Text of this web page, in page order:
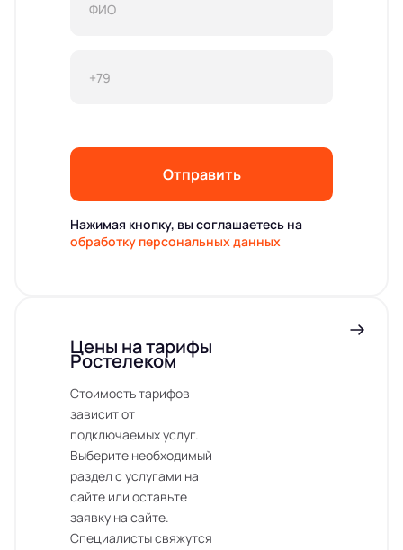
Отправить
Нажимая кнопку, вы соглашаетесь на
обработку персональных данных
Цены на тарифы
Ростелеком
Стоимость тарифов
зависит от
подключаемых услуг.
Выберите необходимый
раздел с услугами на
сайте или оставьте
заявку на сайте.
Специалисты свяжутся